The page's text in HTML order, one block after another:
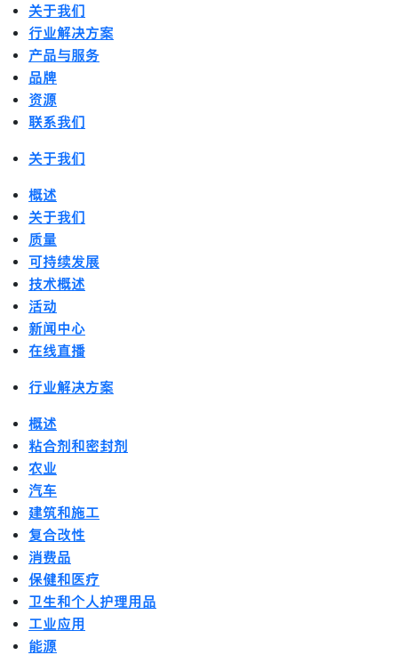
关于我们
行业解决方案
产品与服务
品牌
资源
联系我们
关于我们
概述
关于我们
质量
可持续发展
技术概述
活动
新闻中心
在线直播
行业解决方案
概述
粘合剂和密封剂
农业
汽车
建筑和施工
复合改性
消费品
保健和医疗
卫生和个人护理用品
工业应用
能源